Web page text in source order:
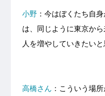
小野：今はぼくたち自
は、同じように東京か
人を増やしていきたいと
高橋さん ：こういう場